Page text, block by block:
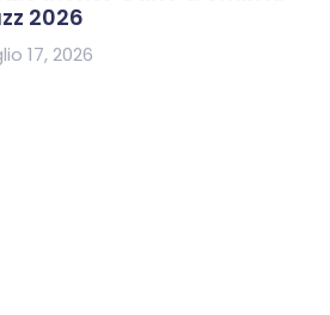
2026
17, 2026